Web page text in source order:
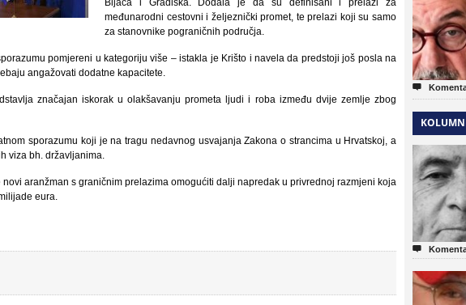
Bijača i Gradiška. Dodala je da su definisani i prelazi za
međunarodni cestovni i željeznički promet, te prelazi koji su samo
za stanovnike pograničnih područja.
pomjereni u kategoriju više – istakla je Krišto i navela da predstoji još posla na
angažovati dodatne kapacitete.
značajan iskorak u olakšavanju prometa ljudi i roba između dvije zemlje zbog
sporazumu koji je na tragu nedavnog usvajanja Zakona o strancima u Hrvatskoj, a
viza bh. državljanima.
aranžman s graničnim prelazima omogućiti dalji napredak u privrednoj razmjeni koja
eura.

